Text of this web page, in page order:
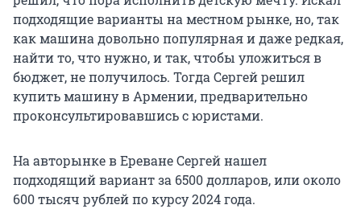
подходящие варианты на местном рынке, но, так
как машина довольно популярная и даже редкая,
найти то, что нужно, и так, чтобы уложиться в
бюджет, не получилось. Тогда Сергей решил
купить машину в Армении, предварительно
проконсультировавшись с юристами.
На авторынке в Ереване Сергей нашел
подходящий вариант за 6500 долларов, или около
600 тысяч рублей по курсу 2024 года.